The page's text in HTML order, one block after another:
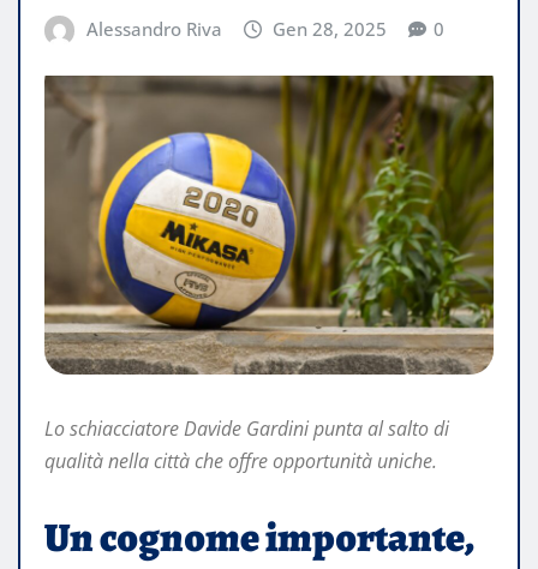
Alessandro Riva Gen 28, 2025 0
Lo schiacciatore Davide Gardini punta al salto di
qualità nella città che offre opportunità uniche.
Un cognome importante,